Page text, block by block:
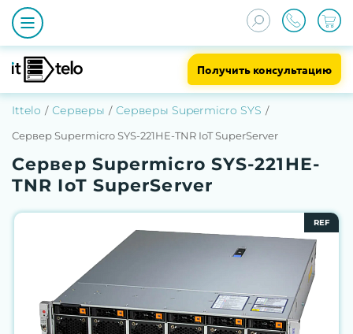
Получить консультацию
Ittelo Серверы Серверы Supermicro SYS
Сервер Supermicro SYS-221HE-TNR IoT SuperServer
Сервер Supermicro SYS-221HE-
TNR IoT SuperServer
REF